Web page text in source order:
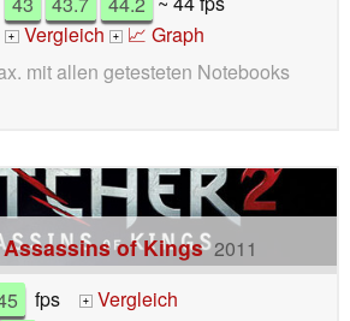
+ Vergleich + 📈 Graph
mit allen getesteten Notebooks
of Kings 2011
fps +
Vergleich